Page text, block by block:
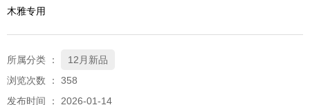
木雅专用
所属分类 ：
12月新品
浏览次数 ： 358
发布时间 ： 2026-01-14